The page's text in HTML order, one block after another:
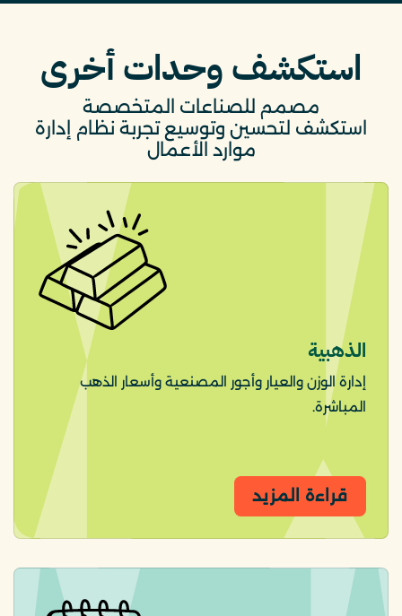
استكشف وحدات أخرى
مصمم للصناعات المتخصصة
استكشف لتحسين وتوسيع تجربة نظام إدارة
موارد الأعمال
الذهبية
إدارة الوزن والعيار وأجور المصنعية وأسعار الذهب
المباشرة.
قراءة المزيد